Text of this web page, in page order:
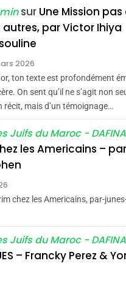
POURQUOI JE
MA JUDAÏTE par
Zrihen-Dvir
ISRAÉL JUDAISME
CE QUI NOUS
Jacques Hadida
JUDAISME
Maroc : Les
Tafraout, le miel
du terroir
Oeil ravageur –
De Loya Stauber
sur Une Mission
autres, par Victor Ihiya
2026
ton texte est profondément
On sent qu’il ne s’agit non
récit, mais d’un témoignage…
Juifs du Maroc - DAFINA
les Americains –
chez les Americains, par-
Juifs du Maroc - DAFINA
– Francky Perez &